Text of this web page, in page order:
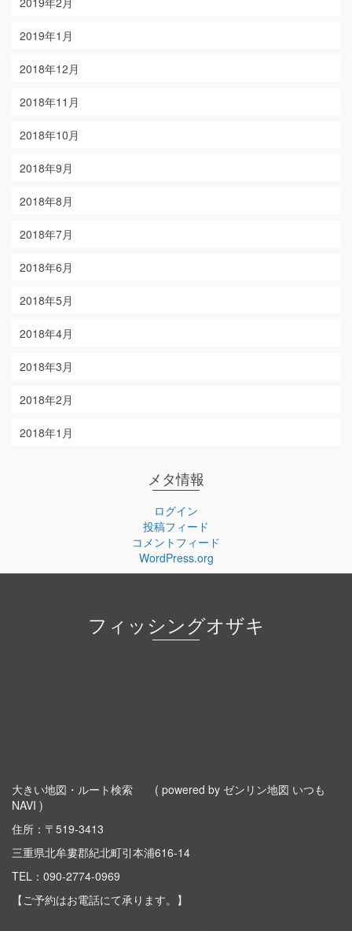
2019年1月
2018年12月
2018年11月
2018年10月
2018年9月
2018年8月
2018年7月
2018年6月
2018年5月
2018年4月
2018年3月
2018年2月
2018年1月
メタ情報
ログイン
投稿フィード
コメントフィード
WordPress.org
フィッシングオザキ
大きい地図・ルート検索
( powered by ゼンリン地図 いつも
NAVI )
住所：〒519-3413
三重県北牟婁郡紀北町引本浦616-14
TEL： 090-2774-0969
【ご予約はお電話にて承ります。】